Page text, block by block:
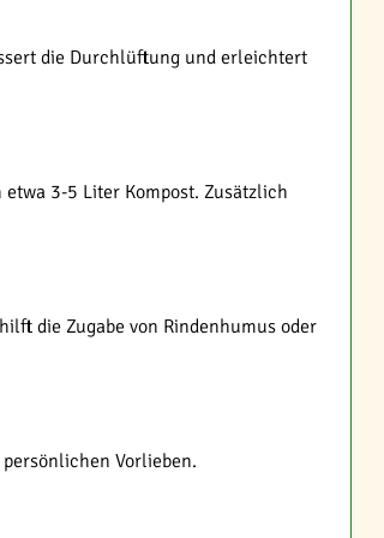
die Durchlüftung und erleichtert
3-5 Liter Kompost. Zusätzlich
die Zugabe von Rindenhumus oder
Vorlieben.